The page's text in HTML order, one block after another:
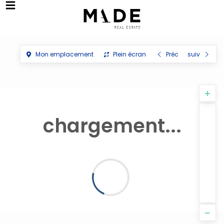
chargement...
Mon emplacement Plein écran Préc suiv